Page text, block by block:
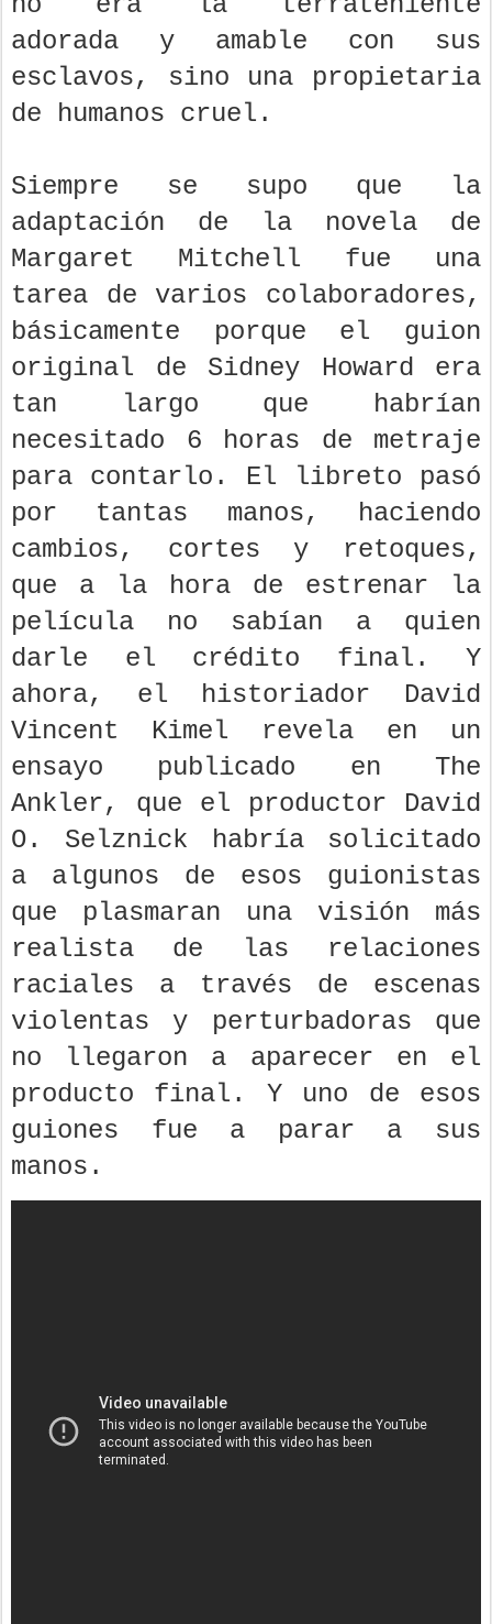
adorada y amable con sus
esclavos, sino una propietaria
de humanos cruel.
Siempre se supo que la
adaptación de la novela de
Margaret Mitchell fue una
tarea de varios colaboradores,
básicamente porque el guion
original de Sidney Howard era
tan largo que habrían
necesitado 6 horas de metraje
para contarlo. El libreto pasó
por tantas manos, haciendo
cambios, cortes y retoques,
que a la hora de estrenar la
película no sabían a quien
darle el crédito final. Y
ahora, el historiador David
Vincent Kimel revela en un
ensayo publicado en The
Ankler, que el productor David
O. Selznick habría solicitado
a algunos de esos guionistas
que plasmaran una visión más
realista de las relaciones
raciales a través de escenas
violentas y perturbadoras que
no llegaron a aparecer en el
producto final. Y uno de esos
guiones fue a parar a sus
manos.